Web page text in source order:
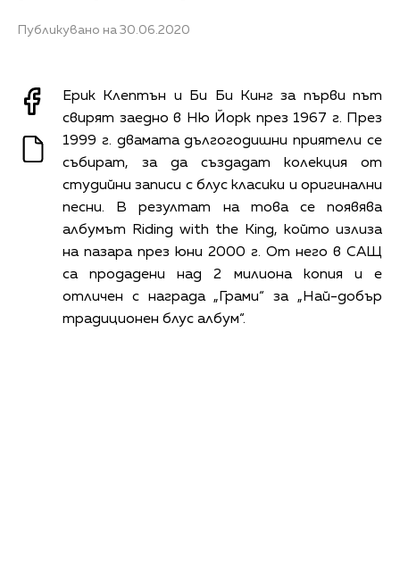
Публикувано на 30.06.2020
Ерик Клептън и Би Би Кинг за първи път
свирят заедно в Ню Йорк през 1967 г. През
1999 г. двамата дългогодишни приятели се
събират, за да създадат колекция от
студийни записи с блус класики и оригинални
песни. В резултат на това се появява
албумът Riding with the King, който излиза
на пазара през юни 2000 г. От него в САЩ
са продадени над 2 милиона копия и е
отличен с награда „Грами“ за „Най-добър
традиционен блус албум“.